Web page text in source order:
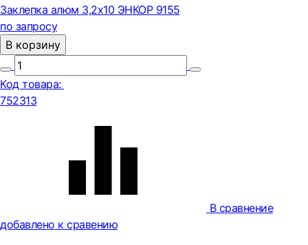
Заклепка алюм 3,2х10 ЭНКОР 9155
по запросу
В корзину
Код товара:
752313
В сравнение
добавлено к сравению